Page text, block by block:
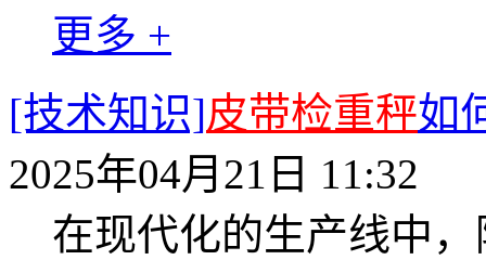
更多 +
[技术知识]皮带检重秤如
2025年04月21日 11:32
在现代化的生产线中